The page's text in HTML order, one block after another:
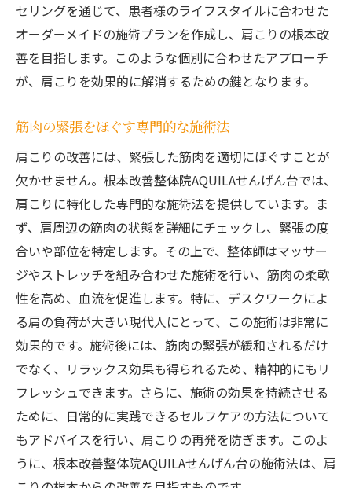
セリングを通じて、患者様のライフスタイルに合わせた
オーダーメイドの施術プランを作成し、肩こりの根本改
善を目指します。このような個別に合わせたアプローチ
が、肩こりを効果的に解消するための鍵となります。
筋肉の緊張をほぐす専門的な施術法
肩こりの改善には、緊張した筋肉を適切にほぐすことが
欠かせません。根本改善整体院AQUILAせんげん台では、
肩こりに特化した専門的な施術法を提供しています。ま
ず、肩周辺の筋肉の状態を詳細にチェックし、緊張の度
合いや部位を特定します。その上で、整体師はマッサー
ジやストレッチを組み合わせた施術を行い、筋肉の柔軟
性を高め、血流を促進します。特に、デスクワークによ
る肩の負荷が大きい現代人にとって、この施術は非常に
効果的です。施術後には、筋肉の緊張が緩和されるだけ
でなく、リラックス効果も得られるため、精神的にもリ
フレッシュできます。さらに、施術の効果を持続させる
ために、日常的に実践できるセルフケアの方法について
もアドバイスを行い、肩こりの再発を防ぎます。このよ
うに、根本改善整体院AQUILAせんげん台の施術法は、肩